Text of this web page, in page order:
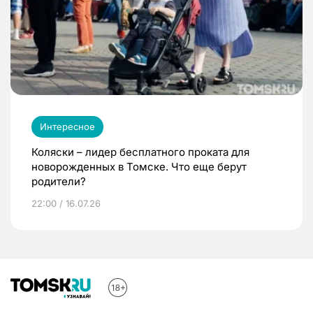
Интересное
Коляски – лидер бесплатного проката для
новорожденных в Томске. Что еще берут
родители?
22:00 / 16.07.26